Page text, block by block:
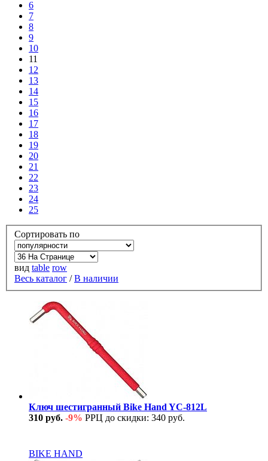
6
7
8
9
10
11
12
13
14
15
16
17
18
19
20
21
22
23
24
25
Сортировать по
вид table row
Весь каталог /В наличии
Ключ шестигранный Bike Hand YC-812L
310 руб. -9% РРЦ до скидки: 340 руб.
BIKE HAND